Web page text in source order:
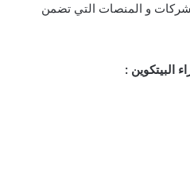
و المنصات التي تضمن
البيتكوين :